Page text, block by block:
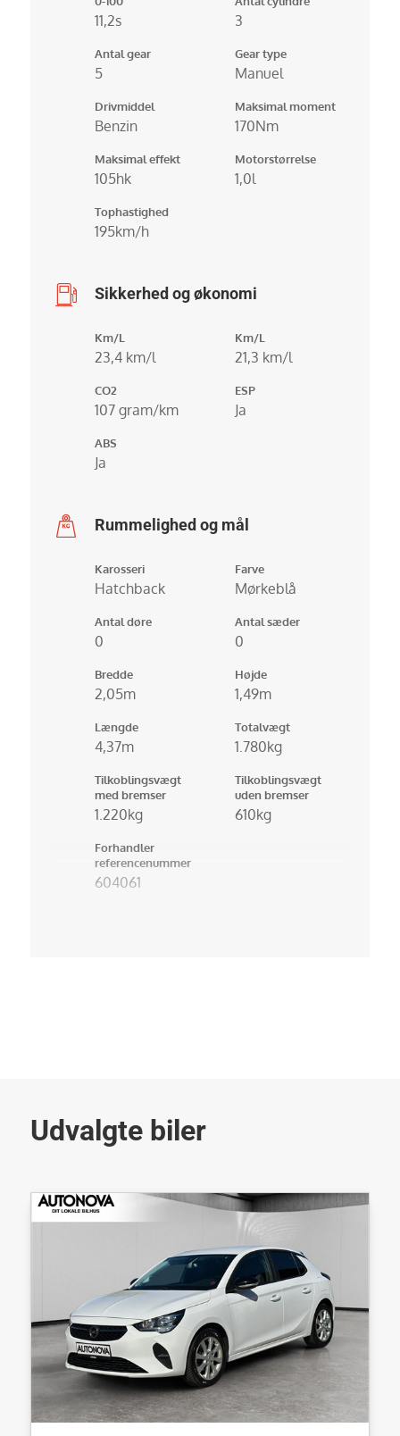
11,2s 3
Antal gear
5
Gear type
Manuel
Drivmiddel
Benzin
Maksimal moment
170Nm
Maksimal effekt
105hk
Motorstørrelse
1,0l
Tophastighed
195km/h
Sikkerhed og økonomi
Km/L
23,4 km/l
Km/L
21,3 km/l
CO2
107 gram/km
ESP
Ja
ABS
Ja
Rummelighed og mål
Karosseri
Hatchback
Farve
Mørkeblå
Antal døre
0
Antal sæder
0
Bredde
2,05m
Højde
1,49m
Længde
4,37m
Totalvægt
1.780kg
Tilkoblingsvægt
med bremser
1.220kg
Tilkoblingsvægt
uden bremser
610kg
Forhandler
referencenummer
604061
Udvalgte biler